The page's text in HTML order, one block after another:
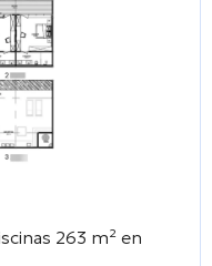
263 m² en